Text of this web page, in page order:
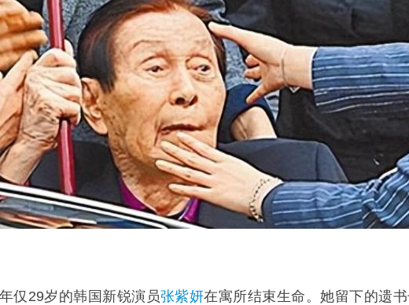
仅29岁的韩国新锐演员张紫妍在寓所结束生命。她留下的遗